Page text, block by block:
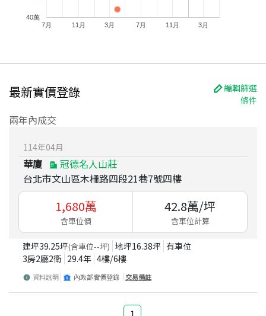
7月 11月 3月 7月 11月 3月
40萬
最新實價登錄
編輯篩選
條件
兩年內成交
114年04月
華廈
冠德名人山莊
台北市文山區木柵路四段21巷7號四樓
1,680萬
含車位價
42.8萬/坪
含車位計算
建坪39.25坪(含車位--坪) 地坪16.38坪 有車位
3房2廳2衛 29.4年 4樓/6樓
資料說明 內政部實價登錄 交易備註
1